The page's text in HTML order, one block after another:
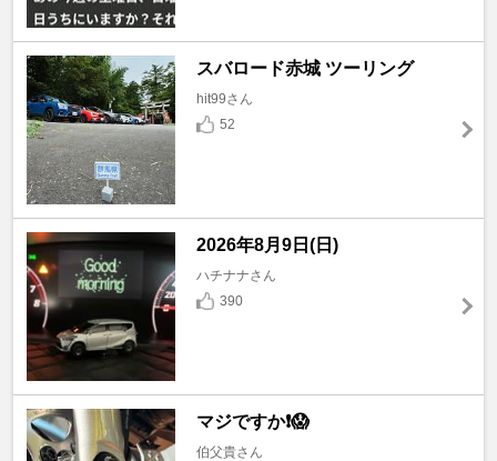
スバロード赤城 ツーリング
hit99さん
52
2026年8月9日(日)
ハチナナさん
390
マジですか❗️😱
伯父貴さん